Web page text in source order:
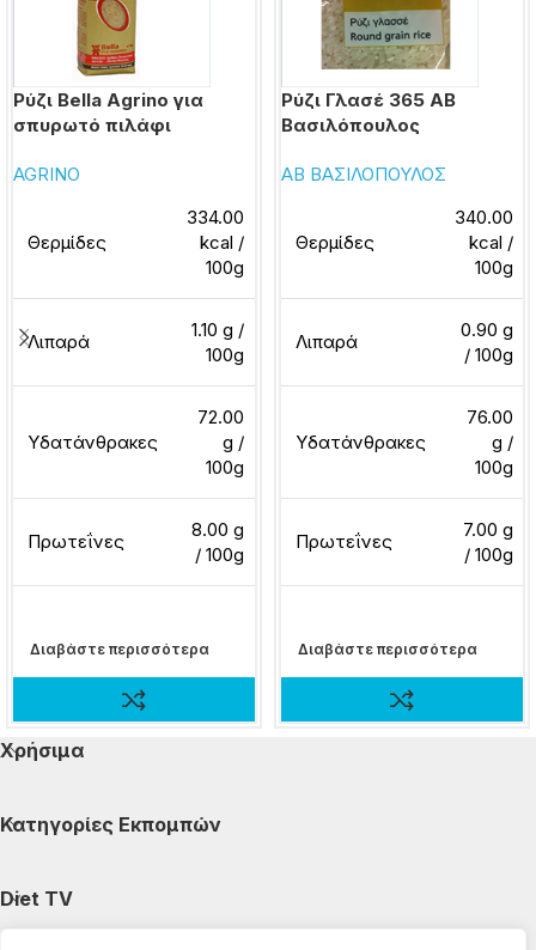
Ρύζι Bella Agrino για
σπυρωτό πιλάφι
AGRINO
Θερμίδες
334.00
kcal /
100g
Λιπαρά
1.10 g /
100g
Υδατάνθρακες
72.00
g /
100g
Πρωτεΐνες
8.00 g
/ 100g
Διαβάστε περισσότερα
Ρύζι Γλασέ 365 ΑΒ
Βασιλόπουλος
ΑΒ ΒΑΣΙΛΟΠΟΥΛΟΣ
Θερμίδες
340.00
kcal /
100g
Λιπαρά
0.90 g
/ 100g
Υδατάνθρακες
76.00
g /
100g
Πρωτεΐνες
7.00 g
/ 100g
Διαβάστε περισσότερα
Χρήσιμα
Κατηγορίες Εκπομπών
Diet TV